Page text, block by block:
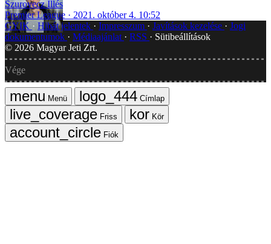
Szurovecz Illés
Premier League
2021. október 4. 10:52
GYIK
Hibát jelentek Impresszum Javítások kezelése
Jogi
dokumentumok
Médiaajánlat RSS
Sütibeállítások
© 2026 Magyar Jeti Zrt.
Vége
Menü
Címlap
Friss
Kör
Fiók